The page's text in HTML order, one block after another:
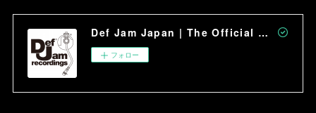
Def Jam Japan | The Official Site
フォロー